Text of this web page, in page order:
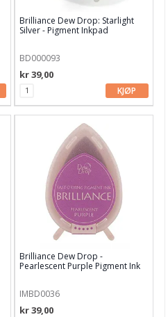
Brilliance Dew Drop: Starlight
Silver - Pigment Inkpad
BD000093
kr 39,00
KJØP
Brilliance Dew Drop -
Pearlescent Purple Pigment Ink
IMBD0036
kr 39,00